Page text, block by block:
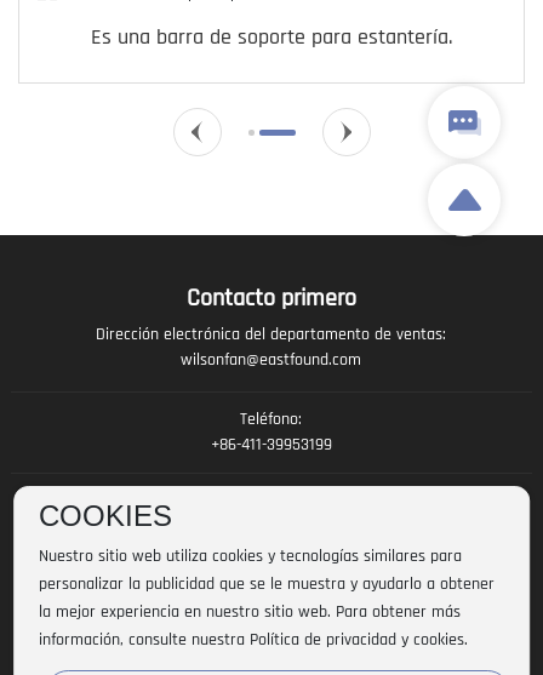
Es una barra de soporte para estantería.
Contacto primero
Dirección electrónica del departamento de ventas:
wilsonfan@eastfound.com
Teléfono:
+86-411-39953199
Calle Gangtuo, n.º 6, Zona Industrial Portuaria de Sanshilipu, Distrito
Jinzhou, Ciudad de Dalian, Provincia de Liaoning, República Popular China
Protección de derechos de autor©Tecnología 2024
COOKIES
Nuestro sitio web utiliza cookies y tecnologías similares para
personalizar la publicidad que se le muestra y ayudarlo a obtener
la mejor experiencia en nuestro sitio web. Para obtener más
información, consulte nuestra Política de privacidad y cookies.